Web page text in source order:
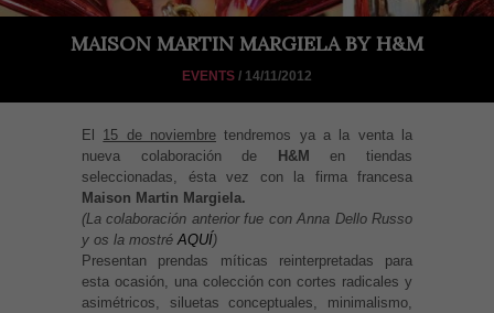
MAISON MARTIN MARGIELA BY H&M
EVENTS / 14/11/2012
El 15 de noviembre tendremos ya a la venta la
nueva colaboración de
H&Men tiendas
seleccionadas, ésta vez con la firma francesa
Maison Martin Margiela.
(La colaboración anterior fue con Anna Dello Russo
y os la mostréAQUÍ)
Presentan prendas míticas reinterpretadas para
esta ocasión, una colección con cortes radicales y
asimétricos, siluetas conceptuales, minimalismo,